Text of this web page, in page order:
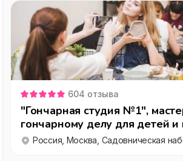
604 отзыва
"Гончарная студия №1",
гончарному делу для детей и